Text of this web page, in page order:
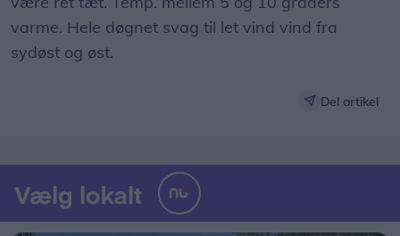
varme. Hele døgnet svag til let vind vind fra
sydøst og øst.
Del artikel